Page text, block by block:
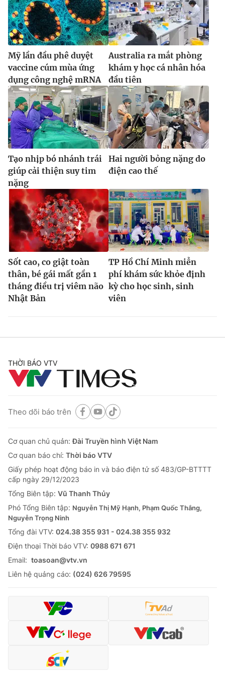
Mỹ lần đầu phê duyệt
vaccine cúm mùa ứng
dụng công nghệ mRNA
Australia ra mắt phòng
khám y học cá nhân hóa
đầu tiên
Tạo nhịp bó nhánh trái
giúp cải thiện suy tim
nặng
Hai người bỏng nặng do
điện cao thế
Sốt cao, co giật toàn
thân, bé gái mất gần 1
tháng điều trị viêm não
Nhật Bản
TP Hồ Chí Minh miễn
phí khám sức khỏe định
kỳ cho học sinh, sinh
viên
THỜI BÁO VTV
Theo dõi báo trên
Cơ quan chủ quản:Đài Truyền hình Việt Nam
Cơ quan báo chí: Thời báo VTV
Giấy phép hoạt động báo in và báo điện tử số 483/GP-BTTTT
cấp ngày 29/12/2023
Tổng Biên tập: Vũ Thanh Thủy
Phó Tổng Biên tập: Nguyễn Thị Mỹ Hạnh, Phạm Quốc Thắng,
Nguyễn Trọng Ninh
Tổng đài VTV: 024.38 355 931 - 024.38 355 932
Ðiện thoại Thời báo VTV: 0988 671 671
Email: toasoan@vtv.vn
Liên hệ quảng cáo: (024) 626 79595